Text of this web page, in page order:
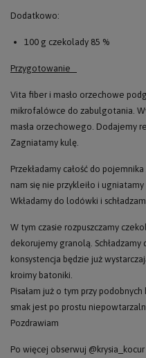
Dodatkowo:
100 g czekolady 85 %
Przygotowanie
Vita fiber i masło orzechowe
mikrofalówce do zabulgotania.
masła orzechowego. Dodajemy
Zagniatamy kulę.
Przekładamy całość do
nam się nie przykleiło i
Wkładamy do lodówki i
W tym czasie rozpuszczamy
dekorujemy granolą.
konsystencja będzie już
kroimy batoniki.
Pisałam już o tym przy
smak jest po prostu
Pozdrawiam️
Po więcej obserwuj @krysia_kocur